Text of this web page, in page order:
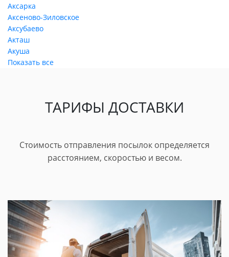
Аксарка
Аксеново-Зиловское
Аксубаево
Акташ
Акуша
Показать все
ТАРИФЫ ДОСТАВКИ
Стоимость отправления посылок определяется
расстоянием, скоростью и весом.